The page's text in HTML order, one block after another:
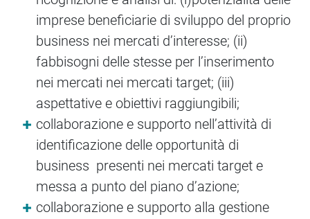
imprese beneficiarie di sviluppo del proprio
business nei mercati d’interesse; (ii)
fabbisogni delle stesse per l’inserimento
nei mercati nei mercati target; (iii)
aspettative e obiettivi raggiungibili;
collaborazione e supporto nell’attività di
identificazione delle opportunità di
business presenti nei mercati target e
messa a punto del piano d’azione;
collaborazione e supporto alla gestione